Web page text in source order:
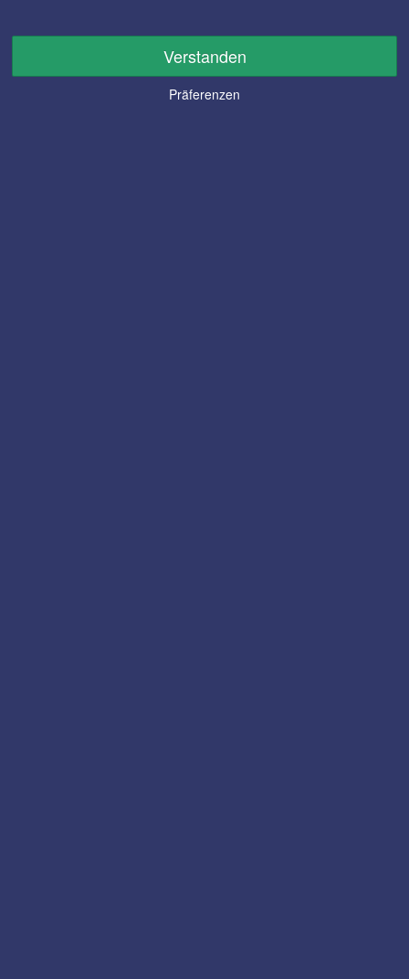
Verstanden
Präferenzen